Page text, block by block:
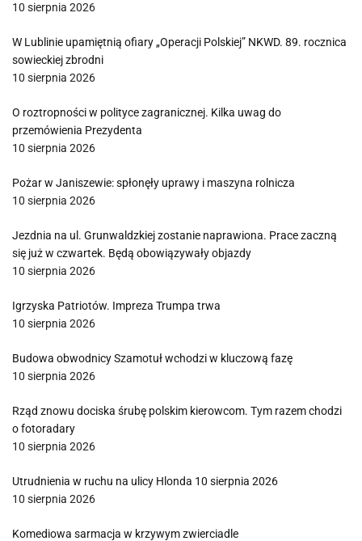
10 sierpnia 2026
W Lublinie upamiętnią ofiary „Operacji Polskiej” NKWD. 89. rocznica
sowieckiej zbrodni
10 sierpnia 2026
O roztropności w polityce zagranicznej. Kilka uwag do
przemówienia Prezydenta
10 sierpnia 2026
Pożar w Janiszewie: spłonęły uprawy i maszyna rolnicza
10 sierpnia 2026
Jezdnia na ul. Grunwaldzkiej zostanie naprawiona. Prace zaczną
się już w czwartek. Będą obowiązywały objazdy
10 sierpnia 2026
Igrzyska Patriotów. Impreza Trumpa trwa
10 sierpnia 2026
Budowa obwodnicy Szamotuł wchodzi w kluczową fazę
10 sierpnia 2026
Rząd znowu dociska śrubę polskim kierowcom. Tym razem chodzi
o fotoradary
10 sierpnia 2026
Utrudnienia w ruchu na ulicy Hlonda 10 sierpnia 2026
10 sierpnia 2026
Komediowa sarmacja w krzywym zwierciadle